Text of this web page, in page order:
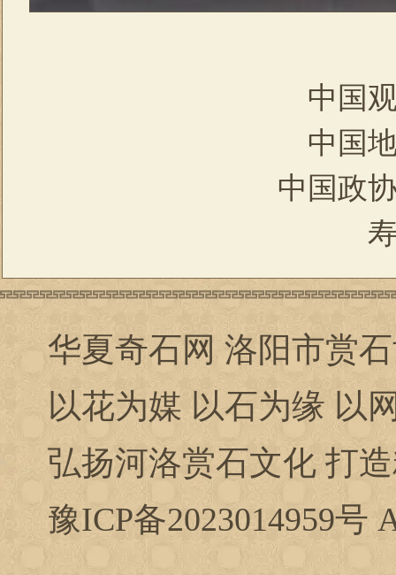
中国
中国
中国政
华夏奇石网 洛阳市赏
以花为媒 以石为缘 以
弘扬河洛赏石文化 打
豫ICP备2023014959号